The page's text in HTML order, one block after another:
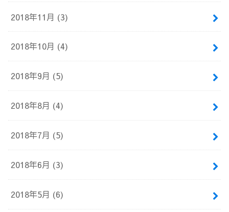
2018年11月 (3)
2018年10月 (4)
2018年9月 (5)
2018年8月 (4)
2018年7月 (5)
2018年6月 (3)
2018年5月 (6)